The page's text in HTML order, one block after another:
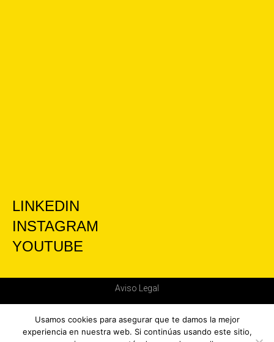
LINKEDIN
INSTAGRAM
YOUTUBE
Aviso Legal
Usamos cookies para asegurar que te damos la mejor
experiencia en nuestra web. Si continúas usando este sitio,